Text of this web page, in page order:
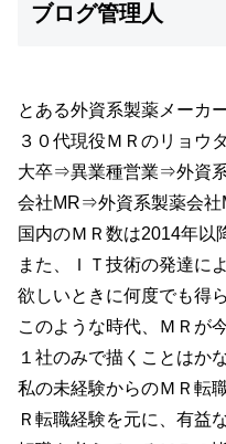
ブログ管理人
とある外資系製薬メーカ
３０代現役ＭＲのリョウ
大卒⇒異業種営業⇒外資
会社MR⇒外資系製薬会
国内のＭＲ数は2014年以
また、ＩＴ技術の発達に
欲しいときに何度でも得
このような時代、ＭＲが
１社のみで描くことはか
私の未経験からのＭＲ転
Ｒ転職経験を元に、有益